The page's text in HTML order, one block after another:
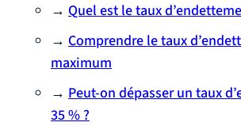
→ Quel est le taux
→ Comprendre le taux
maximum
→ Peut-on dépasser un taux
35 % ?